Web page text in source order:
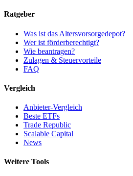
Ratgeber
Was ist das Altersvorsorgedepot?
Wer ist förderberechtigt?
Wie beantragen?
Zulagen & Steuervorteile
FAQ
Vergleich
Anbieter-Vergleich
Beste ETFs
Trade Republic
Scalable Capital
News
Weitere Tools